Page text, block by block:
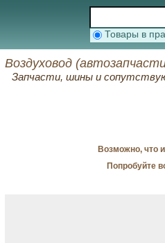
Товары в
Воздуховод
Запчасти, шины и
Возможно, что
Попробуйте